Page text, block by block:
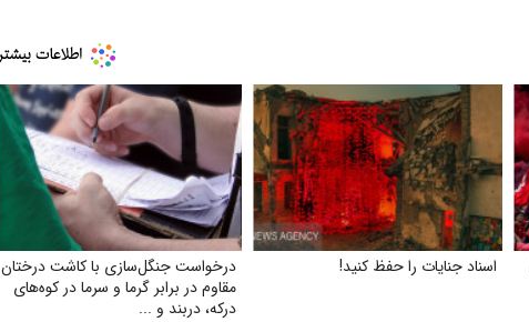
اسناد جنایات را حفظ کنید!
درخواست جنگل‌سازی با کاشت درختان
مقاوم در برابر گرما و سرما در کوه‌های
درکه، دربند و ...